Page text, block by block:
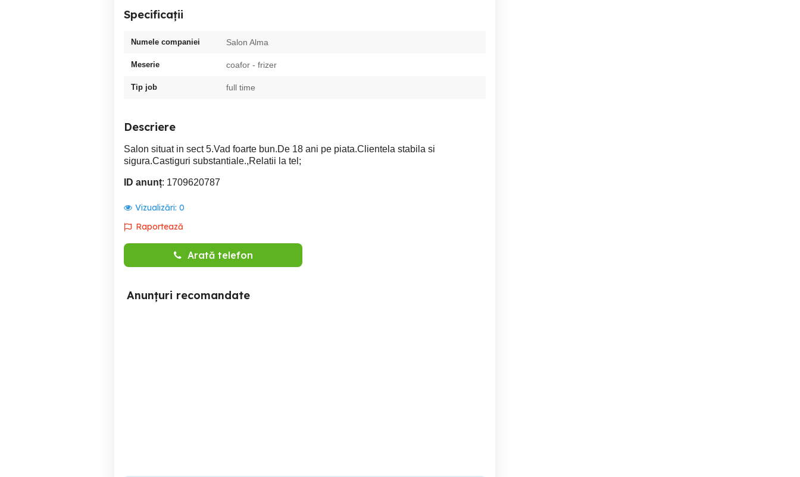
Specificații
Numele companiei Salon Alma
Meserie coafor - frizer
Tip job full time
Descriere
Salon situat in sect 5.Vad foarte bun.De 18 ani pe piata.Clientela stabila si
sigura.Castiguri substantiale.,Relatii la tel;
ID anunț: 1709620787
Vizualizări: 0
Raportează
Arată telefon
Anunțuri recomandate